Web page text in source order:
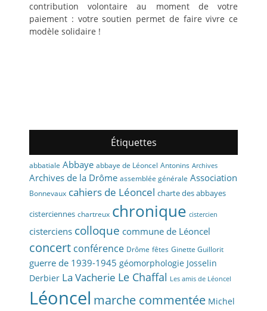
contribution volontaire au moment de votre
paiement : votre soutien permet de faire vivre ce
modèle solidaire !
Étiquettes
abbatiale Abbaye abbaye de Léoncel Antonins Archives
Archives de la Drôme assemblée générale Association
Bonnevaux cahiers de Léoncel charte des abbayes
cisterciennes chartreux chronique cistercien
cisterciens colloque commune de Léoncel
concert conférence Drôme fêtes Ginette Guillorit
guerre de 1939-1945 géomorphologie Josselin
Derbier La Vacherie Le Chaffal Les amis de Léoncel
Léoncel marche commentée Michel